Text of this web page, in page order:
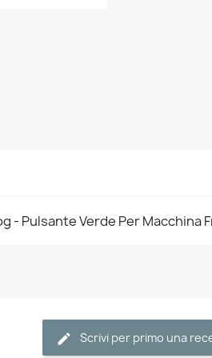
- Pulsante Verde Per Macchina
Scrivi per primo una